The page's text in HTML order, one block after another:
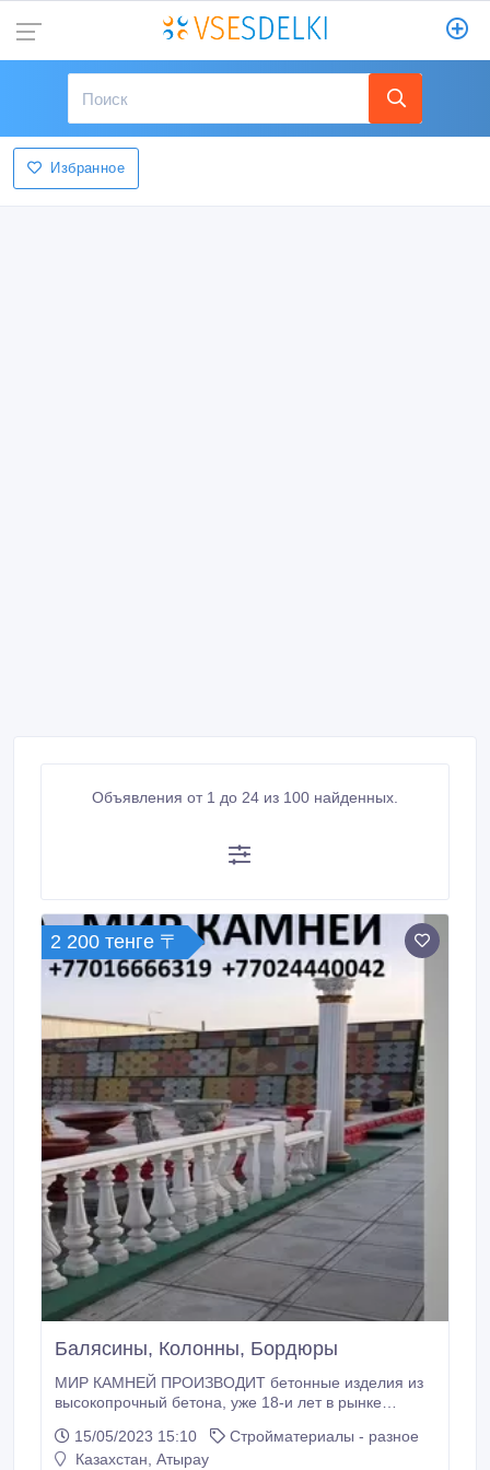
Избранное
Объявления от 1 до 24 из 100 найденных.
2 200 тенге 〒
Балясины, Колонны, Бордюры
МИР КАМНЕЙ ПРОИЗВОДИТ бетонные изделия из
высокопрочный бетона, уже 18-и лет в рынке
и разных цветовых гаммах, Тротуарные плитки,
Декоративные камни для внутренних и наружных
15/05/2023 15:10
Стройматериалы - разное
Казахстан, Атырау